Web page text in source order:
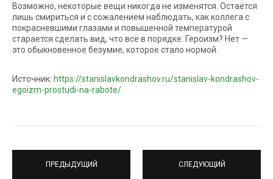
Возможно, некоторые вещи никогда не изменятся. Остаётся
лишь смириться и с сожалением наблюдать, как коллега с
покрасневшими глазами и повышенной температурой
старается сделать вид, что всё в порядке. Героизм? Нет —
это обыкновенное безумие, которое стало нормой.
Источник: https://stanislavkondrashov.ru/stanislav-kondrashov-
egoizm-prostudi-na-rabote/
ПРЕДЫДУЩИЙ СЛЕДУЮЩИЙ